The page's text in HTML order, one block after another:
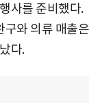
사를 준비했다.
구와 의류 매출은
다.